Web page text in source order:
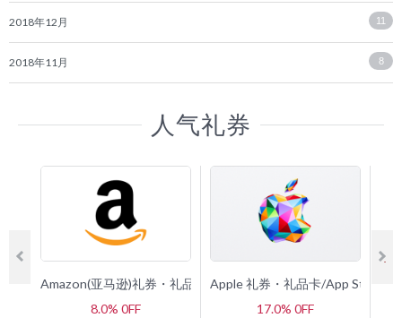
2018年12月 11
2018年11月 8
人气礼券
Amazon(亚马逊)礼券・礼品卡
8.0% 0FF
Apple 礼券・礼品卡/App Store &
17.0% 0FF